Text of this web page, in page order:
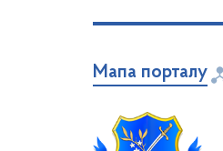
Мапа порталу